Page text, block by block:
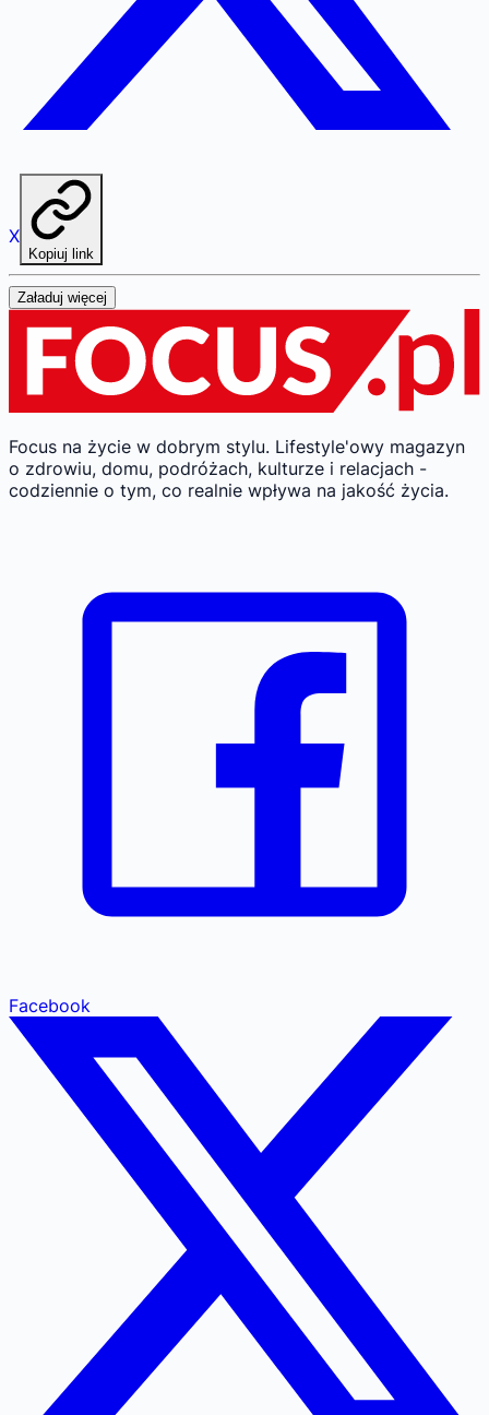
X
Kopiuj link
Załaduj więcej
Focus na życie w dobrym stylu. Lifestyle'owy magazyn
o zdrowiu, domu, podróżach, kulturze i relacjach -
codziennie o tym, co realnie wpływa na jakość życia.
Facebook